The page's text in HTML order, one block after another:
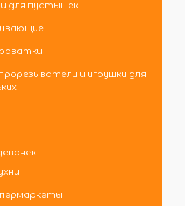
для пустышек
и игрушки для